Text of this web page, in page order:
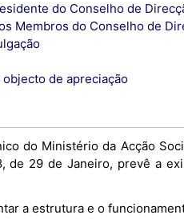
do Conselho de
Membros do Conselho de
de apreciação
do Ministério da Acção
de 29 de Janeiro, prevê a
a estrutura e o